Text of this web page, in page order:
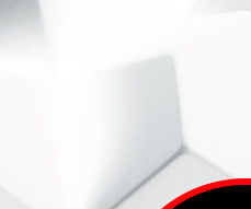
ВИННЫЙ СКЛАД